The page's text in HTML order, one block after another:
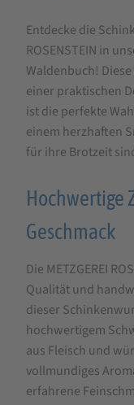
390
g
Entdecke die
ROSENSTEIN in
Waldenbuch!
einer praktischen
ist die perfekte
einem herzhaften
für ihre Brotzeit
Hochwertige
Geschmack
Die METZGEREI
Qualität und
dieser
hochwertigem
aus Fleisch und
vollmundiges
erfahrene